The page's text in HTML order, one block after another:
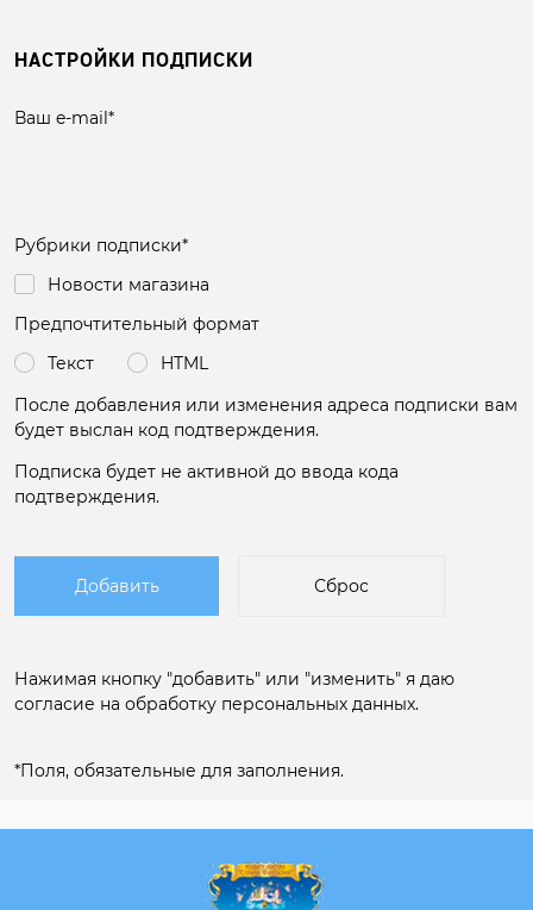
НАСТРОЙКИ ПОДПИСКИ
Ваш e-mail*
Рубрики подписки*
Новости магазина
Предпочтительный формат
Текст
HTML
После добавления или изменения адреса подписки вам
будет выслан код подтверждения.
Подписка будет не активной до ввода кода
подтверждения.
Нажимая кнопку "добавить" или "изменить" я даю
согласие на обработку персональных данных.
*Поля, обязательные для заполнения.